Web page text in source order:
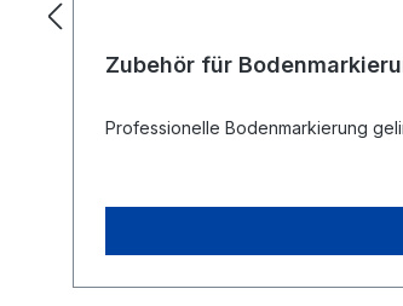
Zubehör für
Professionelle Bodenmarkierung